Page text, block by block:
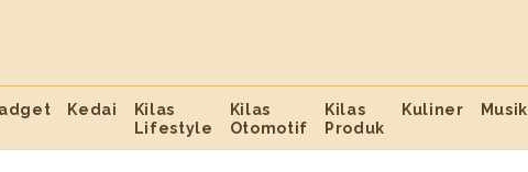
Kedai
Kilas
Lifestyle
Kilas
Otomotif
Kilas
Produk
Kuliner Musik